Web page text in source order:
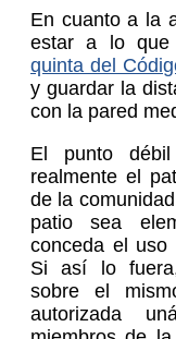
En cuanto a la
estar a lo
quinta del
y guardar la
con la pared
El punto
realmente el
de la
patio sea
conceda el uso
Si así lo
sobre el
autorizada